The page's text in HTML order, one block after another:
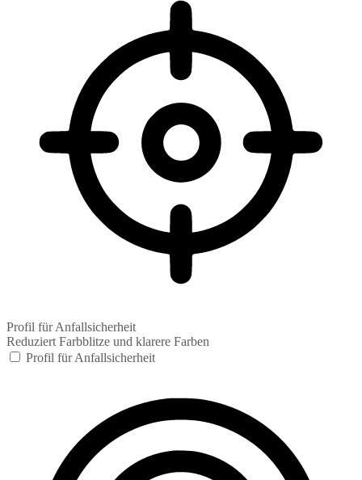
Profil für Anfallsicherheit
Reduziert Farbblitze und klarere Farben
Profil für Anfallsicherheit